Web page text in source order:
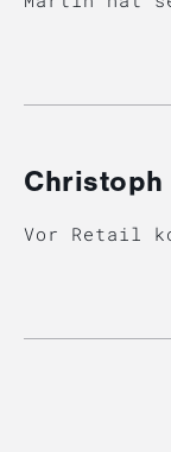
Christoph
Vor Retail